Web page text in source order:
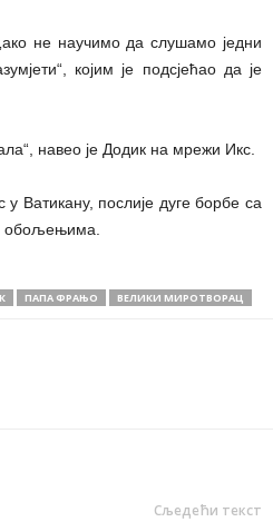
не научимо да слушамо једни
којим је подсјећао да је
навео је Додик на мрежи Икс.
Ватикану, послије дуге борбе са
обољењима.
ПАПА ФРАЊО ВЕЛИКИ МИРОТВОРАЦ
Сљедећи текст